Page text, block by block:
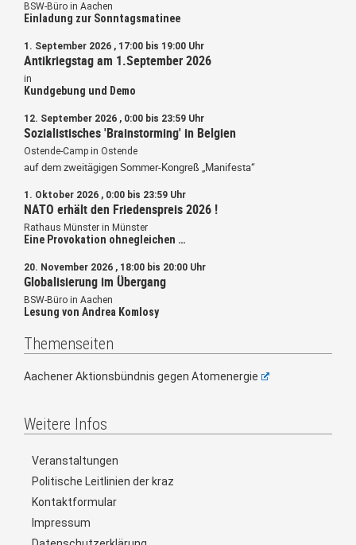
BSW-Büro in Aachen
Einladung zur Sonntagsmatinee
1. September 2026 , 17:00 bis 19:00 Uhr
Antikriegstag am 1.September 2026
in
Kundgebung und Demo
12. September 2026 , 0:00 bis 23:59 Uhr
Sozialistisches 'Brainstorming' in Belgien
Ostende-Camp in Ostende
auf dem zweitägigen Sommer-Kongreß „Manifesta“
1. Oktober 2026 , 0:00 bis 23:59 Uhr
NATO erhält den Friedenspreis 2026 !
Rathaus Münster in Münster
Eine Provokation ohnegleichen …
20. November 2026 , 18:00 bis 20:00 Uhr
Globalisierung im Übergang
BSW-Büro in Aachen
Lesung von Andrea Komlosy
Themenseiten
Aachener Aktionsbündnis gegen Atomenergie
Weitere Infos
Veranstaltungen
Politische Leitlinien der kraz
Kontaktformular
Impressum